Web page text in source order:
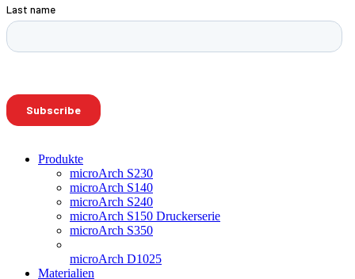
Produkte
microArch S230
microArch S140
microArch S240
microArch S150 Druckerserie
microArch S350
microArch D1025
Materialien